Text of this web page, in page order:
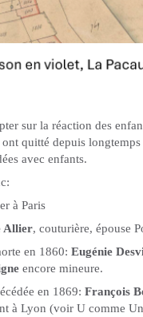
sur la réaction des
quitté depuis
avec enfants.
à Paris
Allier, couturière, épouse
en 1860: Eugénie
encore mineure.
en 1869: François
à Lyon (voir U comme